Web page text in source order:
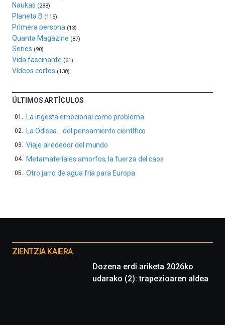
al
4
de
octubre.
La
iniciativa,
organizada
Cátedra…
Naukas (288)
Planeta B (115)
Primera persona (13)
Quanta Magazine (87)
Series (90)
Vida fascinante (61)
Vídeos cortos (130)
ÚLTIMOS ARTÍCULOS
La ingesta emocional como problema
La Odisea… del pensamiento científico
Viaje alrededor del mundo
Metamateriales amorfos, la fuerza del caos
Otro jarro de agua fría para Europa
proyectos
ZIENTZIA KAIERA
Dozena erdi ariketa 2026ko
udarako (2): trapezioaren aldea